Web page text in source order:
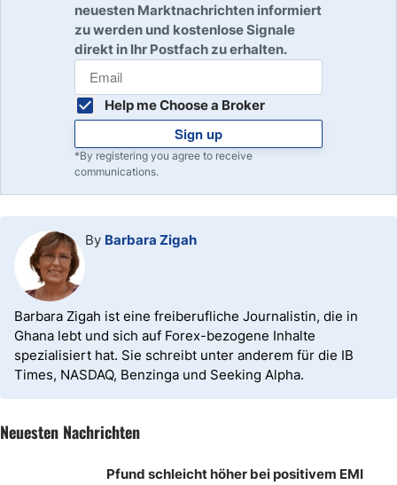
neuesten Marktnachrichten informiert
zu werden und kostenlose Signale
direkt in Ihr Postfach zu erhalten.
Help me Choose a Broker
Sign up
*By registering you agree to receive
communications.
By Barbara Zigah
Barbara Zigah ist eine freiberufliche Journalistin, die in
Ghana lebt und sich auf Forex-bezogene Inhalte
spezialisiert hat. Sie schreibt unter anderem für die IB
Times, NASDAQ, Benzinga und Seeking Alpha.
Neuesten Nachrichten
Pfund schleicht höher bei positivem EMI